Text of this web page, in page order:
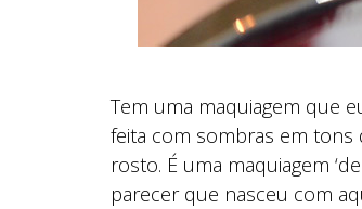
Tem uma maquiagem que
feita com sombras em
rosto. É uma maquiagem
parecer que nasceu com